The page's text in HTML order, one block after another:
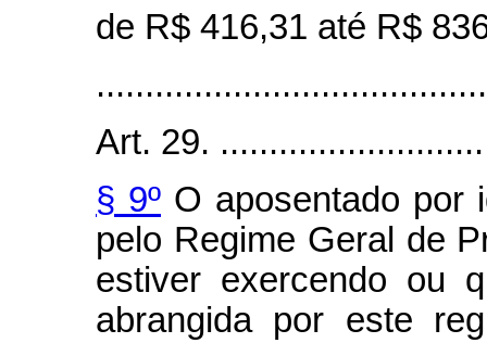
de R$ 416,31
Art. 29.
§ 9º O aposentado por
pelo Regime Geral de
estiver exercendo ou
abrangida por este